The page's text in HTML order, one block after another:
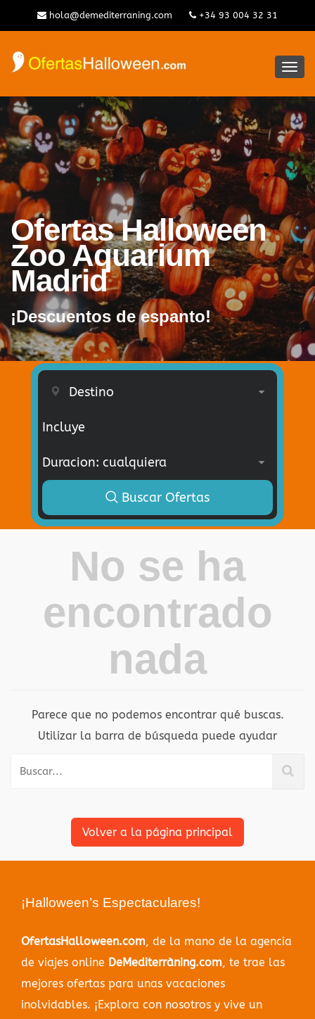
hola@demediterraning.com +34 93 004 32 31
Ofertas Halloween
Zoo Aquarium
Madrid
¡Descuentos de espanto!
Incluye
Buscar Ofertas
No se ha
encontrado
nada
Parece que no podemos encontrar qué buscas.
Utilizar la barra de búsqueda puede ayudar
Volver a la página principal
¡Halloween’s Espectaculares!
OfertasHalloween.com, de la mano de la agencia
de viajes online DeMediterràning.com, te trae las
mejores ofertas para unas vacaciones
inolvidables. ¡Explora con nosotros y vive un